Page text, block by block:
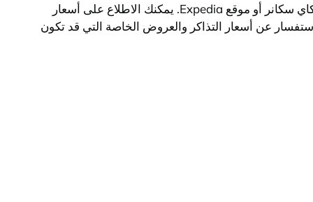
يمكنك حجز تذاكر طيران من وإلى جدة بأسعار مناسبة عبر العديد من مواقع حجز التذاكر الإلكترونية مثل موقع طيران أو موقع سكاي سكانر أو موقع Expedia. يمكنك الاطلاع على أسعار
عن أسعار التذاكر والعروض الخاصة التي قد تكون